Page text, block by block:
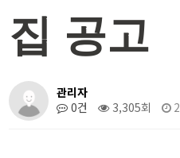
집 공고
관리자
0건 3,305회